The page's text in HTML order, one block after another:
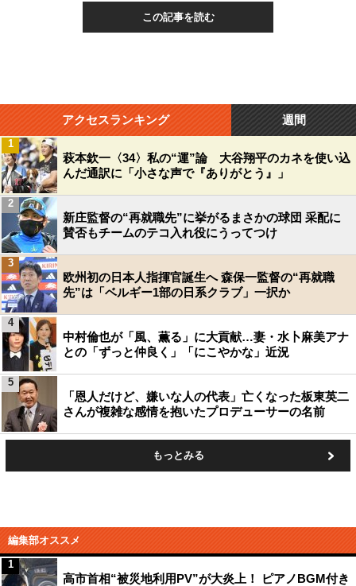
この記事を読む
アクセスランキング 週間
萩本欽一〈34〉私の“運”論 大谷翔平のカネを使い込
んだ通訳に「小さな声で『ありがとう』」
1
新庄監督の“再就職先”に挙がるまさかの球団 采配に
賛否もチームのテコ入れ役にうってつけ
2
欧州初の日本人指揮官誕生へ 森保一監督の“再就職
先”は「ベルギー1部の日系クラブ」一択か
3
中村倫也が「風、薫る」に大貢献…妻・水卜麻美アナ
との「ずっと仲良く」「にこやかな」近況
4
「恩人だけど、嫌いな人の代表」亡くなった板東英二
さんが複雑な感情を抱いたプロデューサーの名前
5
もっとみる
編集部オススメ
高市首相“被災地利用PV”が大炎上！ ピアノBGM付き
1